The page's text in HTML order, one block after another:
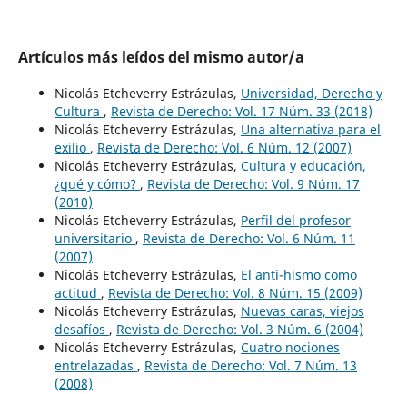
Artículos más leídos del mismo autor/a
Nicolás Etcheverry Estrázulas, Universidad, Derecho y
Cultura , Revista de Derecho: Vol. 17 Núm. 33 (2018)
Nicolás Etcheverry Estrázulas, Una alternativa para el
exilio , Revista de Derecho: Vol. 6 Núm. 12 (2007)
Nicolás Etcheverry Estrázulas, Cultura y educación,
¿qué y cómo? , Revista de Derecho: Vol. 9 Núm. 17
(2010)
Nicolás Etcheverry Estrázulas, Perfil del profesor
universitario , Revista de Derecho: Vol. 6 Núm. 11
(2007)
Nicolás Etcheverry Estrázulas, El anti-hismo como
actitud , Revista de Derecho: Vol. 8 Núm. 15 (2009)
Nicolás Etcheverry Estrázulas, Nuevas caras, viejos
desafíos , Revista de Derecho: Vol. 3 Núm. 6 (2004)
Nicolás Etcheverry Estrázulas, Cuatro nociones
entrelazadas , Revista de Derecho: Vol. 7 Núm. 13
(2008)